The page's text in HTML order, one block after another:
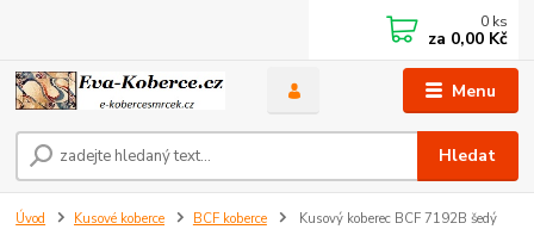
Menu
Hledat
0 ks
za 0,00 Kč
Úvod Kusové koberce BCF koberce Kusový koberec BCF 7192B šedý